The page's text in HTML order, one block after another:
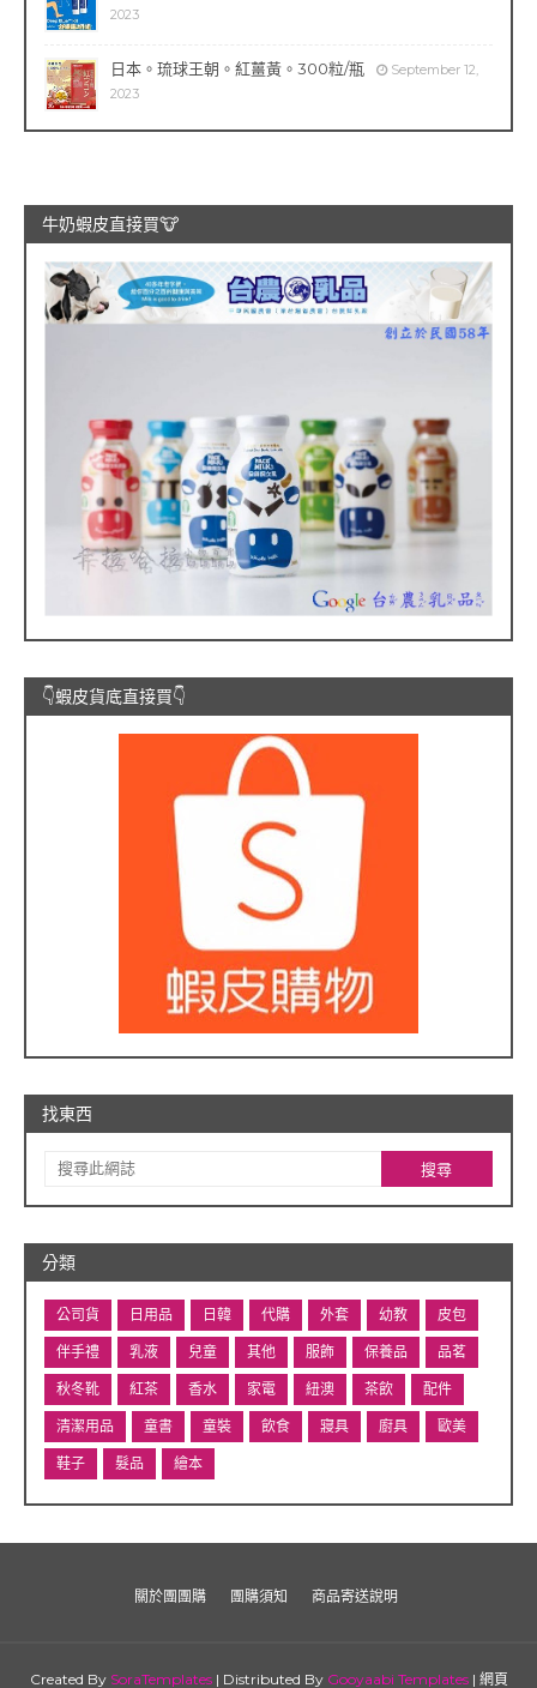
2023
日本。琉球王朝。紅薑黃。300粒/瓶
September 12,
2023
牛奶蝦皮直接買🐮
👇蝦皮貨底直接買👇
找東西
分類
公司貨 日用品 日韓 代購 外套 幼教 皮包
伴手禮 乳液 兒童 其他 服飾 保養品 品茗
秋冬靴 紅茶 香水 家電 紐澳 茶飲 配件
清潔用品 童書 童裝 飲食 寢具 廚具 歐美
鞋子 髮品 繪本
關於團團購 團購須知 商品寄送說明
Created By SoraTemplates| Distributed By Gooyaabi Templates| 網頁